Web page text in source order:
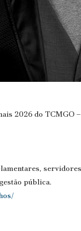
2026 do TCMGO
pública.